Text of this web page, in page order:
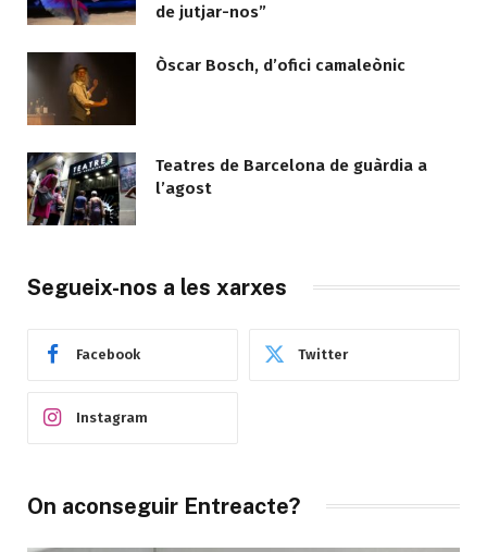
de jutjar-nos”
Òscar Bosch, d’ofici camaleònic
Teatres de Barcelona de guàrdia a
l’agost
Segueix-nos a les xarxes
Facebook Twitter
Instagram
On aconseguir Entreacte?